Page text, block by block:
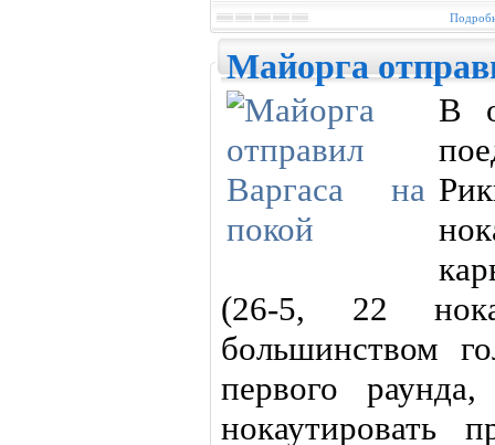
Майорга
В
(26-5, 22
большинством
первого
нокаутировать